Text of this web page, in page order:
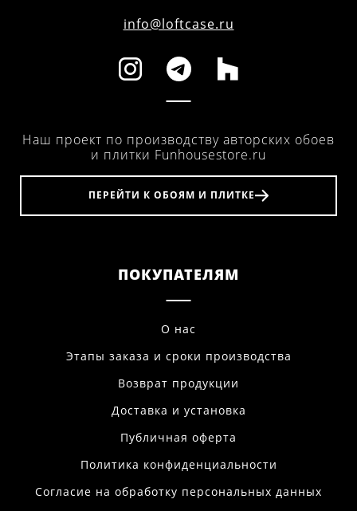
info@loftcase.ru
Наш проект по производству авторских обоев
и плитки Funhousestore.ru
ПЕРЕЙТИ К ОБОЯМ И ПЛИТКЕ
ПОКУПАТЕЛЯМ
О нас
Этапы заказа и сроки производства
Возврат продукции
Доставка и установка
Публичная оферта
Политика конфиденциальности
Согласие на обработку персональных данных